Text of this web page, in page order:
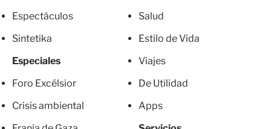
Espectáculos
Sintetika
Especiales
Foro Excélsior
Crisis ambiental
Salud
Estilo de Vida
Viajes
De Utilidad
Apps